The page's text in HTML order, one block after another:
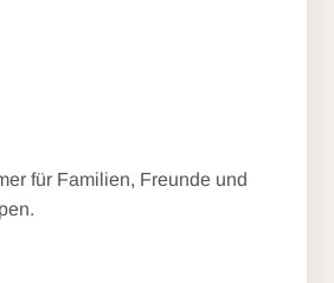
für Familien, Freunde und